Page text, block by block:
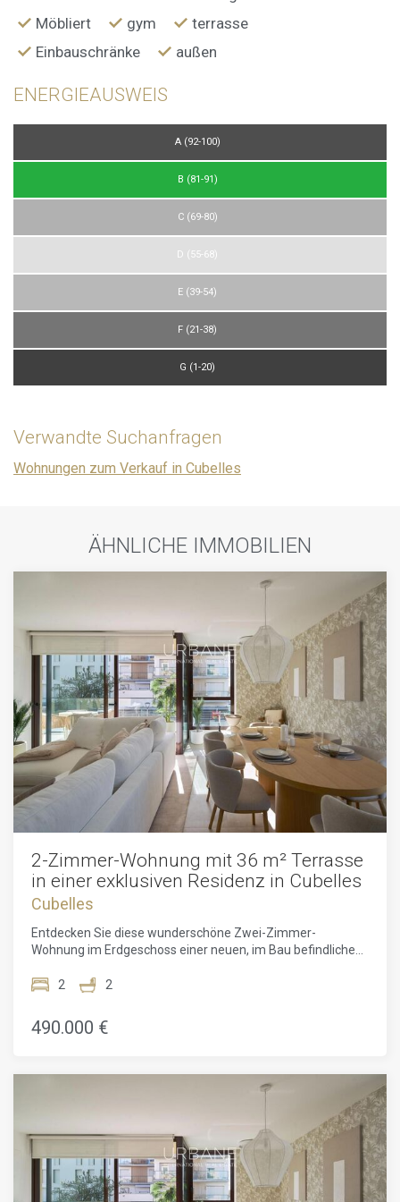
Möbliert
gym
terrasse
Einbauschränke
außen
ENERGIEAUSWEIS
A (92-100)
B (81-91)
C (69-80)
D (55-68)
E (39-54)
F (21-38)
G (1-20)
Verwandte Suchanfragen
Wohnungen zum Verkauf in Cubelles
ÄHNLICHE IMMOBILIEN
2-Zimmer-Wohnung mit 36 m² Terrasse
in einer exklusiven Residenz in Cubelles
Cubelles
Entdecken Sie diese wunderschöne Zwei-Zimmer-
Wohnung im Erdgeschoss einer neuen, im Bau befindlichen
MIAS Arquitectos. Nur wenige Schritte von den goldenen
Immobilienprojekt ein außergewöhnliches Wohnambiente,
das zeitgenössische Eleganz, tägliches Wohlbefinden und
funktionalen Raumaufteilung der Wohnung begeistert sein.
Der Hauptwohnraum öffnet sich direkt zu einer modernen,
offenen Küche, die perfekt in das Wohnzimmer integriert
ist. Diese Anordnung fördert die Geselligkeit und schafft
eine warme Atmosphäre, ideal, um Momente mit Familie
oder Freunden zu teilen. Große Fenster durchfluten den
Raum mit natürlichem Licht und erweitern den Wohnbereich
2 2
490.000 €